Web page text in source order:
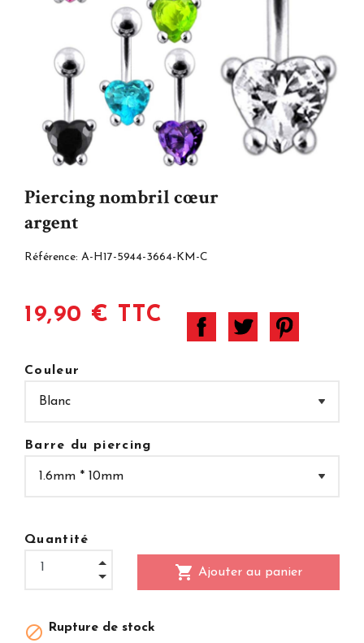
Piercing nombril cœur
argent
Référence: A-H17-5944-3664-KM-C
19,90 € TTC
Couleur
Barre du piercing
Quantité
shopping_cart Ajouter au panier
 Rupture de stock